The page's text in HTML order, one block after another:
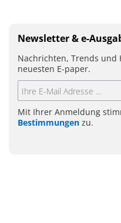
Newsletter & e-
Nachrichten, Trends und
neuesten E-paper.
Mit Ihrer Anmeldung
Bestimmungen zu.